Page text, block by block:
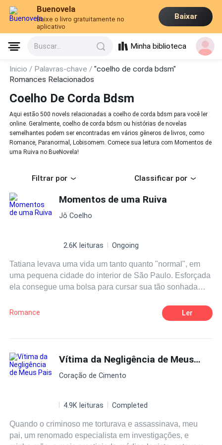
Buenovela
Baixe o livro gratuitamente no
aplicativo
Baixar
Buscar... Minha biblioteca
Inicio / Palavras-chave /"coelho de corda bdsm"
Romances Relacionados
Coelho De Corda Bdsm
Aqui estão 500 novels relacionadas a coelho de corda bdsm para você ler
online. Geralmente, coelho de corda bdsm ou histórias de novelas
semelhantes podem ser encontradas em vários gêneros de livros, como
Romance, Paranormal, Lobisomem. Comece sua leitura com Momentos de
uma Ruiva no BueNovela!
Filtrar por Classificar por
Momentos de uma Ruiva
Jô Coelho
2.6K leituras Ongoing
Tatiana levava uma vida um tanto quanto "normal", em
uma pequena cidade do interior de São Paulo. Esforçada
ela consegue uma bolsa para cursar sua tão sonhada
apartamento que Marcus, o amigo do pai lhe oferece.
Porém como nada é perfeito, ela conhece o mais novo
Tatiana irá passar por udo em nome da faculdade,. Só
não contava em se apaixonar pelo arrogante Marcelo e
viver os melhores momentos de sua vida.
Romance Ler
Vítima da Negligência de Meus Pais
Coração de Cimento
4.9K leituras Completed
Quando o criminoso me torturava e assassinava, meu
pai, um renomado especialista em investigações, e